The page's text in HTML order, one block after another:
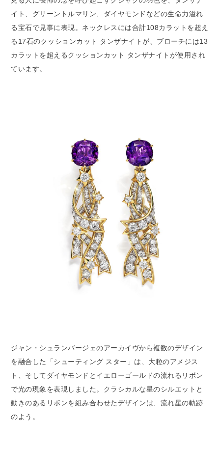
イト、グリーントルマリン、ダイヤモンドなどの生命力溢れ
る宝石で見事に表現。ネックレスには合計108カラットを超え
る17石のクッションカット タンザナイトが、ブローチには13
カラットを超えるクッションカット タンザナイトが使用され
ています。
ジャン・シュランバージェのアーカイヴから複数のデザイン
を融合した「シューティング スター」は、大粒のアメジス
ト、そしてダイヤモンドとイエローゴールドの流れるリボン
で光の現象を表現しました。クラシカルな星のシルエットと
動きのあるリボンを組み合わせたデザインは、流れ星の軌跡
のよう。